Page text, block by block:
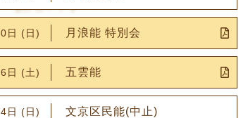
日 (日) 月浪能 特別会
日 (土) 五雲能
日 (日) 文京区民能(中止)